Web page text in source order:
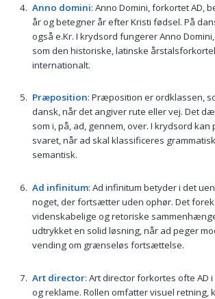
Anno domini: Anno Domini, forkortet AD,
år og betegner år efter Kristi fødsel. På
også e.Kr. I krydsord fungerer Anno
som den historiske, latinske
internationalt.
Præposition: Præposition er ordklassen,
dansk, når det angiver rute eller vej. Det
som i, på, ad, gennem, over. I krydsord
svaret, når ad skal klassificeres
semantisk.
Ad infinitum: Ad infinitum betyder i det
noget, der fortsætter uden ophør. Det
videnskabelige og retoriske
udtrykket en solid løsning, når ad peger
vending om grænseløs fortsættelse.
Art director: Art director forkortes ofte AD
og reklame. Rollen omfatter visuel retning,